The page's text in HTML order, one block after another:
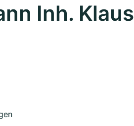
Inh. Klaus